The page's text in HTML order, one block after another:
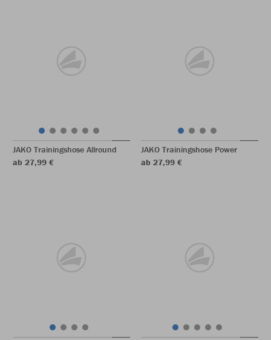
JAKO Trainingshose Allround
ab 27,99 €
JAKO Trainingshose Power
ab 27,99 €